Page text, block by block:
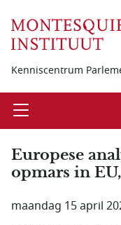
Kenniscentrum
Open
Europese
opmars in
maandag 15 april